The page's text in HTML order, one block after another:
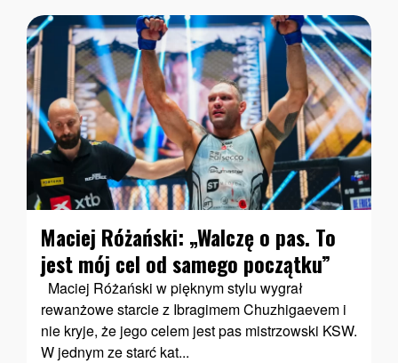
Maciej Różański: „Walczę o pas. To
jest mój cel od samego początku”
Maciej Różański w pięknym stylu wygrał
rewanżowe starcie z Ibragimem Chuzhigaevem i
nie kryje, że jego celem jest pas mistrzowski KSW.
W jednym ze starć kat...